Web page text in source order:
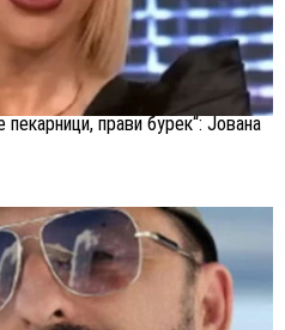
прави бурек“: Јована